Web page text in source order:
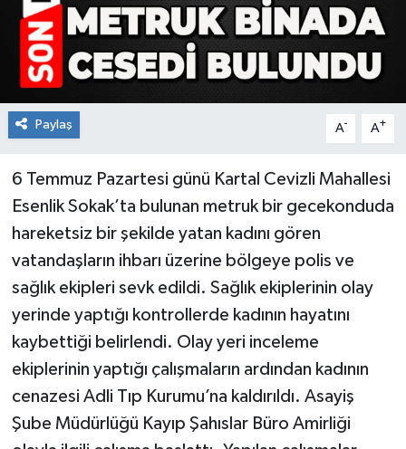
Paylaş A- A+
6 Temmuz Pazartesi günü Kartal Cevizli Mahallesi
Esenlik Sokak’ta bulunan metruk bir gecekonduda
hareketsiz bir şekilde yatan kadını gören
vatandaşların ihbarı üzerine bölgeye polis ve
sağlık ekipleri sevk edildi. Sağlık ekiplerinin olay
yerinde yaptığı kontrollerde kadının hayatını
kaybettiği belirlendi. Olay yeri inceleme
ekiplerinin yaptığı çalışmaların ardından kadının
cenazesi Adli Tıp Kurumu’na kaldırıldı. Asayiş
Şube Müdürlüğü Kayıp Şahıslar Büro Amirliği